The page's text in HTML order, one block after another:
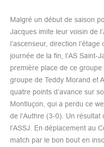
Malgré un début de saison
Jacques imite leur voisin de
l’ascenseur, direction
journée de la fin, l’AS Saint-
première place de ce
groupe de Teddy Morand et
quatre points d’avance sur
Montluçon, qui a perdu ce
de l’Authre (3-0). Un
l’ASSJ. En déplacement au
match par le bon bout en